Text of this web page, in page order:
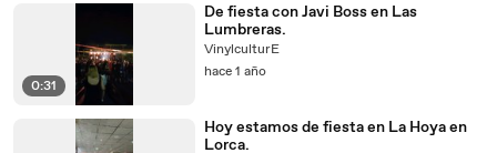
0:31
De fiesta con Javi Boss en Las
Lumbreras.
VinylculturE
hace 1 año
Hoy estamos de fiesta en La Hoya en
Lorca.